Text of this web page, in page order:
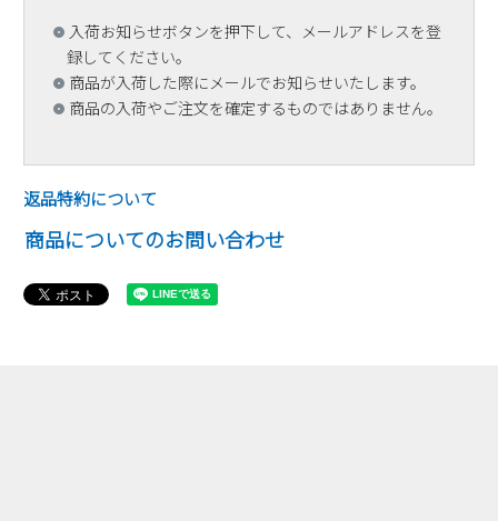
入荷お知らせボタンを押下して、メールアドレスを登
録してください。
商品が入荷した際にメールでお知らせいたします。
商品の入荷やご注文を確定するものではありません。
返品特約について
商品についてのお問い合わせ